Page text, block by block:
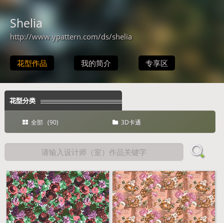
Shelia
http://www.ypattern.com/ds/shelia
花型作品 我的简介 专享区
花型分类
全部 (90) 3D卡通